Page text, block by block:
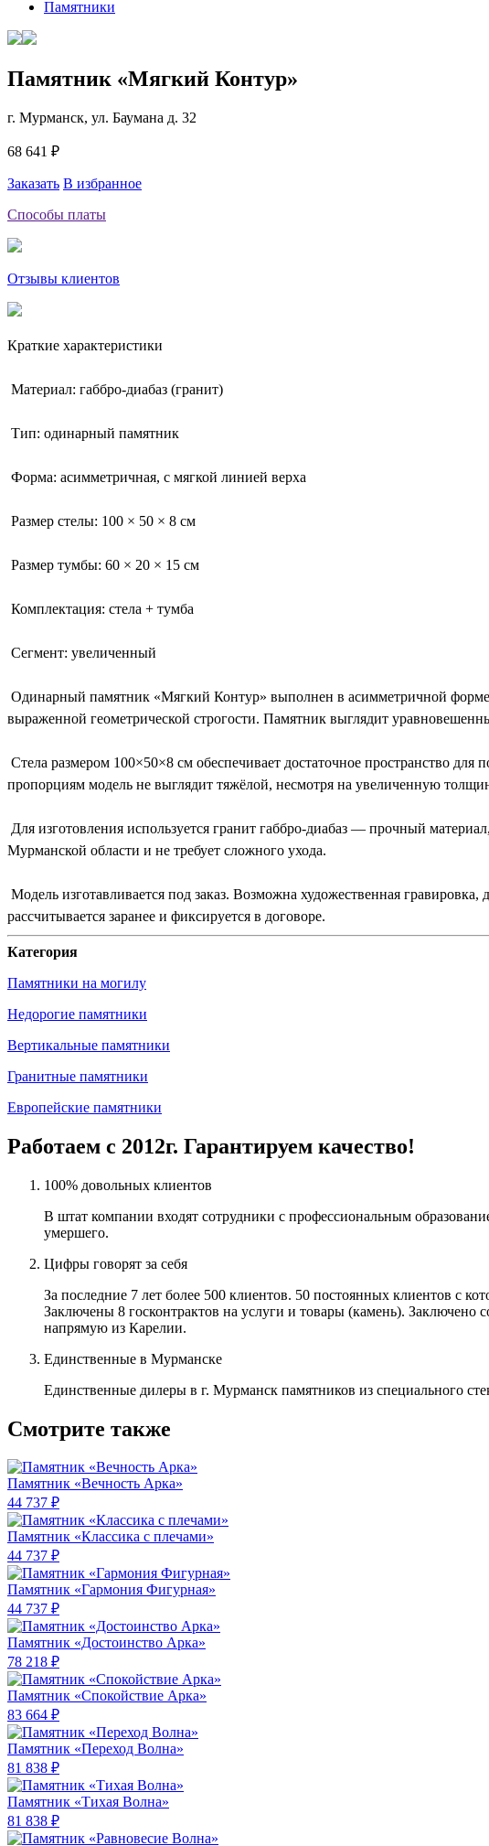
Памятники
Памятник «Мягкий Контур»
г. Мурманск, ул. Баумана д. 32
68 641 ₽
Заказать В избранное
Способы платы
Отзывы клиентов
Краткие характеристики
Материал: габбро-диабаз (гранит)
Тип: одинарный памятник
Форма: асимметричная, с мягкой линией верха
Размер стелы: 100 × 50 × 8 см
Размер тумбы: 60 × 20 × 15 см
Комплектация: стела + тумба
Сегмент: увеличенный
Одинарный памятник «Мягкий Контур» выполнен в асимметричной форме
выраженной геометрической строгости. Памятник выглядит
Стела размером 100×50×8 см обеспечивает достаточное пространство
пропорциям модель не выглядит тяжёлой, несмотря на увеличенную
Для изготовления используется гранит габбро-диабаз — прочный
Мурманской области и не требует сложного ухода.
Модель изготавливается под заказ. Возможна художественная
рассчитывается заранее и фиксируется в договоре.
Категория
Памятники на могилу
Недорогие памятники
Вертикальные памятники
Гранитные памятники
Европейские памятники
Работаем с 2012г. Гарантируем качество!
100% довольных клиентов
В штат компании входят сотрудники с профессиональным
умершего.
Цифры говорят за себя
За последние 7 лет более 500 клиентов. 50 постоянных клиентов с
Заключены 8 госконтрактов на услуги и товары (камень). Заключено
напрямую из Карелии.
Единственные в Мурманске
Единственные дилеры в г. Мурманск памятников из специального
Смотрите также
Памятник «Вечность Арка»
44 737 ₽
Памятник «Классика c плечами»
44 737 ₽
Памятник «Гармония Фигурная»
44 737 ₽
Памятник «Достоинство Арка»
78 218 ₽
Памятник «Спокойствие Арка»
83 664 ₽
Памятник «Переход Волна»
81 838 ₽
Памятник «Тихая Волна»
81 838 ₽